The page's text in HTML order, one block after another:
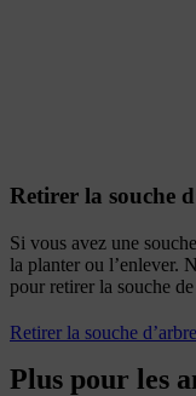
Retirer la souche
Si vous avez une
la planter ou l’enlever.
pour retirer la souche
Retirer la souche
Plus pour les